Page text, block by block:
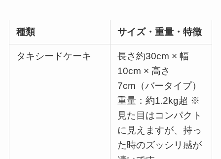
種類 サイズ・重量・特徴
タキシードケーキ
長さ約30cm × 幅
10cm × 高さ
7cm（バータイプ）
重量：約1.2kg超 ※
見た目はコンパクト
に見えますが、持っ
た時のズッシリ感が